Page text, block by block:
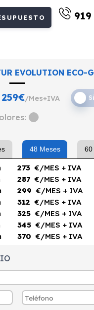
919
EVOLUTION ECO-G
259€/Mes+IVA
48 Meses 60
273 €/MES + IVA
287 €/MES + IVA
299 €/MES + IVA
312 €/MES + IVA
325 €/MES + IVA
345 €/MES + IVA
370 €/MES + IVA